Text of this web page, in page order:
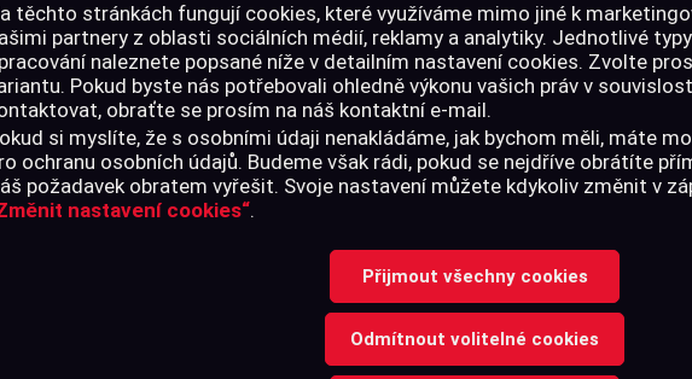
těchto stránkách fungují cookies, které využíváme mimo jiné k
partnery z oblasti sociálních médií, reklamy a analytiky. Jednotlivé
naleznete popsané níže v detailním nastavení cookies. Zvolte
Pokud byste nás potřebovali ohledně výkonu vašich práv v
obraťte se prosím na náš kontaktní e-mail.
si myslíte, že s osobními údaji nenakládáme, jak bychom měli, máte
ochranu osobních údajů. Budeme však rádi, pokud se nejdříve obrátíte
požadavek obratem vyřešit. Svoje nastavení můžete kdykoliv změnit v
nastavení cookies“.
Přijmout všechny cookies
Odmítnout volitelné cookies
STŘELIVO PŘÍSLUŠENSTVÍ
>Svítilny>Guard Trooper R multifunkční led svítilna
GUARD